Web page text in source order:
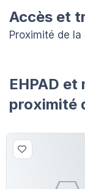
Accès et
Proximité de
EHPAD
proximité